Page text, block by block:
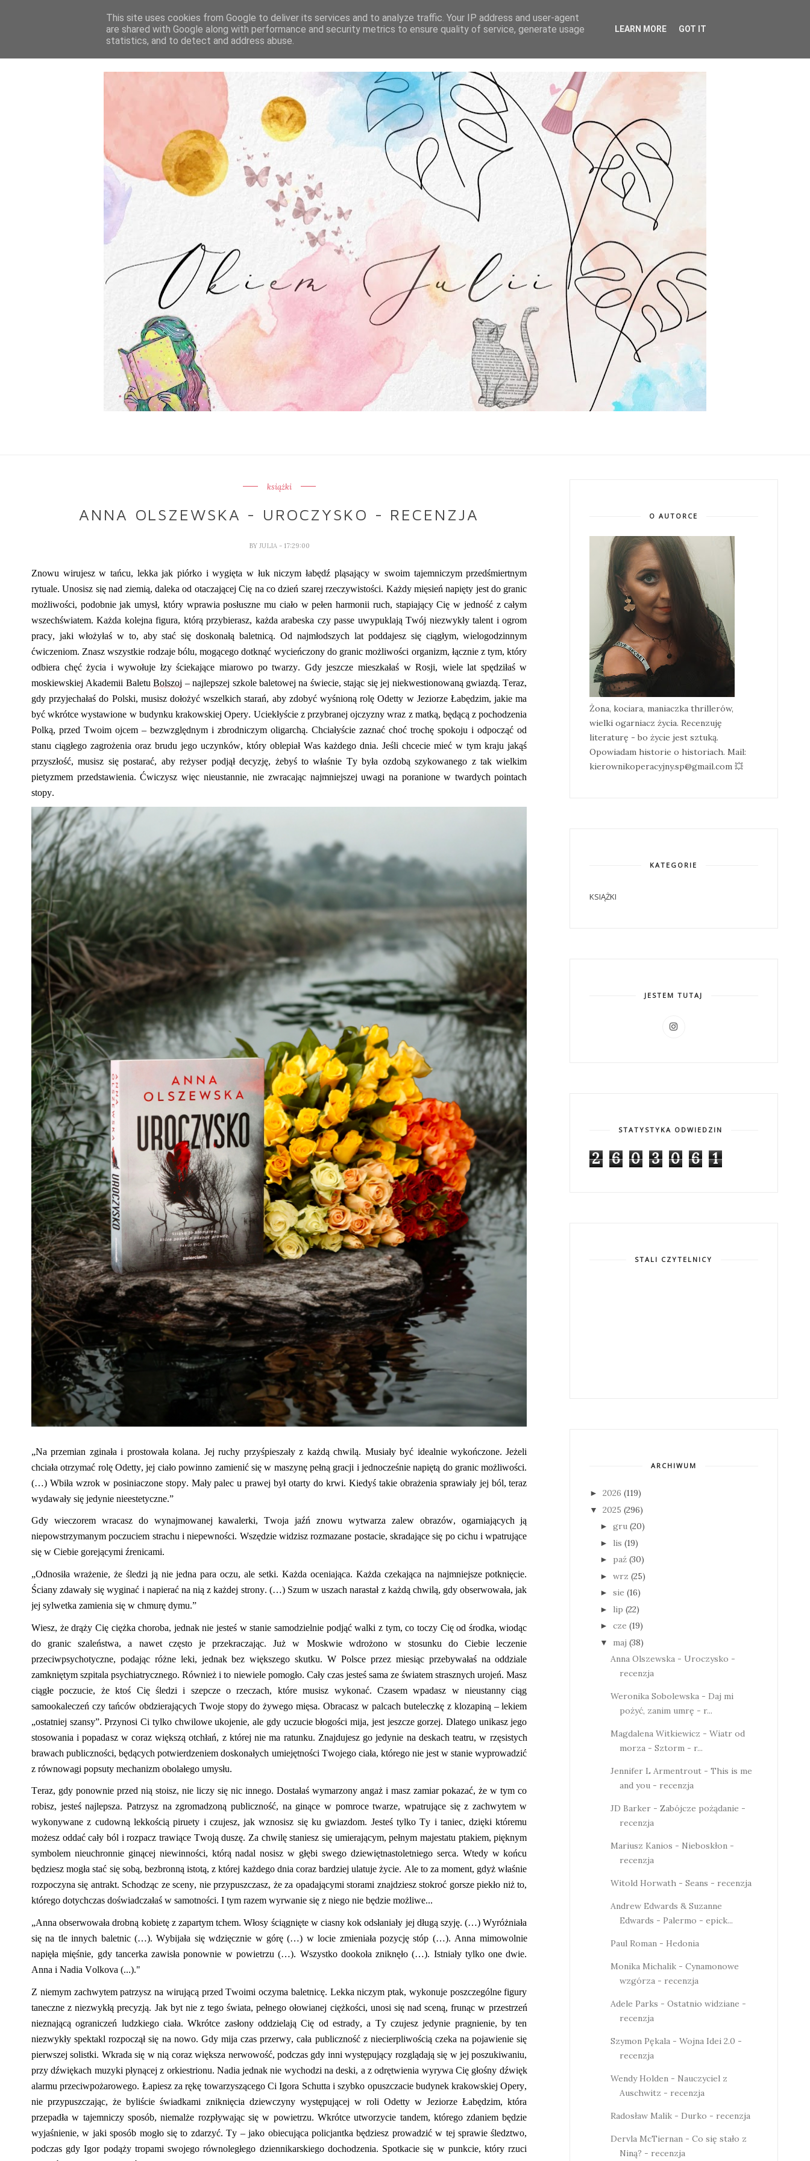
STRONA GŁÓWNA O MNIE WSPÓŁPRACA
książki
ANNA OLSZEWSKA - UROCZYSKO - RECENZJA
BY JULIA - 17:29:00
Znowu wirujesz w tańcu, lekka jak piórko i wygięta w łuk niczym łabędź pląsający w swoim tajemniczym przedśmiertnym
rytuale. Unosisz się nad ziemią, daleka od otaczającej Cię na co dzień szarej rzeczywistości. Każdy mięsień napięty jest do granic
możliwości, podobnie jak umysł, który wprawia posłuszne mu ciało w pełen harmonii ruch, stapiający Cię w jedność z całym
wszechświatem. Każda kolejna figura, którą przybierasz, każda arabeska czy passe uwypuklają Twój niezwykły talent i ogrom
pracy, jaki włożyłaś w to, aby stać się doskonałą baletnicą. Od najmłodszych lat poddajesz się ciągłym, wielogodzinnym
ćwiczeniom. Znaszwszystkie rodzajebólu,mogącego dotknąć wycieńczony do granic możliwości organizm, łącznie z tym, który
odbiera chęć życia i wywołuje łzy ściekające miarowo po twarzy. Gdy jeszcze mieszkałaś w Rosji, wiele lat spędziłaś w
moskiewskiej Akademii BaletuBolszoj – najlepszej szkole baletowej na świecie, stając się jej niekwestionowaną gwiazdą. Teraz,
gdy przyjechałaś do Polski, musisz dołożyć wszelkich starań, aby zdobyć wyśnioną rolę Odetty w Jeziorze Łabędzim, jakie ma
być wkrótce wystawione w budynku krakowskiej Opery. Uciekłyście z przybranej ojczyzny wraz z matką, będącą z pochodzenia
Polką, przed Twoim ojcem – bezwzględnym i zbrodniczym oligarchą. Chciałyście zaznać choć trochę spokoju i odpocząć od
stanu ciągłego zagrożenia oraz brudu jego uczynków, który oblepiałWas każdego dnia. Jeśli chcecie mieć w tym kraju jakąś
przyszłość, musisz się postarać, aby reżyser podjął decyzję, żebyś to właśnie Ty była ozdobą szykowanego z tak wielkim
pietyzmem przedstawienia. Ćwiczysz więc nieustannie, nie zwracając najmniejszej uwagi na poranione w twardych pointach
stopy.
„Na przemian zginała i prostowała kolana. Jej ruchy przyśpieszały z każdą chwilą. Musiały być idealnie wykończone. Jeżeli
chciała otrzymać rolę Odetty, jej ciało powinno zamienić się w maszynę pełną gracji i jednocześnie napiętą do granic możliwości.
(…) Wbiła wzrok w posiniaczone stopy. Mały palec u prawej był otarty do krwi. Kiedyś takie obrażenia sprawiały jej ból, teraz
wydawały się jedynie nieestetyczne.”
Gdy wieczorem wracasz do wynajmowanej kawalerki, Twoja jaźń znowu wytwarza zalew obrazów, ogarniających ją
niepowstrzymanym poczuciem strachu i niepewności. Wszędzie widzisz rozmazane postacie, skradające się po cichu i wpatrujące
się w Ciebie gorejącymi źrenicami.
„Odnosiła wrażenie, że śledzi ją nie jedna para oczu, ale setki. Każda oceniająca. Każda czekająca na najmniejsze potknięcie.
Ściany zdawały się wyginać i napierać na nią z każdej strony. (…) Szum w uszach narastał z każdą chwilą, gdy obserwowała, jak
jej sylwetka zamienia się w chmurę dymu.”
Wiesz, że drąży Cię ciężka choroba, jednak nie jesteś w stanie samodzielnie podjąć walki z tym, co toczy Cię od środka, wiodąc
do granic szaleństwa, a nawet często je przekraczając. Już w Moskwie wdrożono w stosunku do Ciebie leczenie
przeciwpsychotyczne, podając różne leki, jednak bez większego skutku. W Polsce przez miesiąc przebywałaś na oddziale
zamkniętym szpitala psychiatrycznego. Również i to niewiele pomogło. Cały czas jesteś sama ze światem strasznych urojeń. Masz
ciągłe poczucie, że ktoś Cię śledzi i szepcze o rzeczach, które musisz wykonać. Czasemwpadasz w nieustanny ciąg
samookaleczeń czy tańców obdzierających Twoje stopydo żywego mięsa. Obracasz w palcach buteleczkę z klozapiną – lekiem
„ostatniej szansy”. Przynosi Ci tylko chwilowe ukojenie, ale gdy uczucie błogości mija, jest jeszcze gorzej. Dlatego unikasz jego
stosowania i popadaszw coraz większą otchłań, z której nie ma ratunku. Znajdujesz go jedynie na deskach teatru, w rzęsistych
brawach publiczności, będących potwierdzeniem doskonałych umiejętności Twojego ciała, którego nie jest w stanie wyprowadzić
z równowagi popsuty mechanizm obolałego umysłu.
Teraz, gdy ponownie przed nią stoisz, nie liczy się nic innego. Dostałaś wymarzony angaż i masz zamiar pokazać, że w tym co
robisz, jesteś najlepsza. Patrzysz na zgromadzoną publiczność, na ginące w pomroce twarze, wpatrujące się z zachwytem w
wykonywane z cudowną lekkością piruety i czujesz, jak wznosisz się ku gwiazdom. Jesteś tylko Ty i taniec, dzięki któremu
możesz oddać cały ból i rozpacz trawiące Twoją duszę. Za chwilę staniesz się umierającym, pełnym majestatu ptakiem, pięknym
symbolem nieuchronnie ginącej niewinności, którą nadal nosisz w głębi swego dziewiętnastoletniego serca. Wtedy w końcu
będziesz mogła stać się sobą, bezbronną istotą, z której każdego dnia coraz bardziej ulatuje życie. Ale to za moment, gdyż właśnie
rozpoczyna się antrakt. Schodząc ze sceny, nie przypuszczasz, że za opadającymi storami znajdziesz stokroć gorsze piekło niż to,
którego dotychczas doświadczałaś w samotności. I tym razem wyrwanie się z niego nie będzie możliwe...
„Anna obserwowała drobną kobietę z zapartym tchem. Włosy ściągnięte w ciasny kok odsłaniały jej długą szyję. (…) Wyróżniała
się na tle innych baletnic (…). Wybijała się wdzięcznie w górę (…) w locie zmieniała pozycję stóp (…). Anna mimowolnie
napięła mięśnie, gdy tancerka zawisła ponownie w powietrzu (…). Wszystko dookoła zniknęło (…). Istniały tylko one dwie.
Anna i Nadia Volkova (...)."
Z niemym zachwytem patrzysz na wirującą przed Twoimi oczyma baletnicę. Lekka niczym ptak, wykonuje poszczególne figury
taneczne z niezwykłą precyzją. Jak byt nie z tego świata, pełnego ołowianej ciężkości, unosi się nad sceną, frunąc w przestrzeń
nieznającą ograniczeń ludzkiego ciała. Wkrótce zasłony oddzielają Cię od estrady, a Ty czujesz jedynie pragnienie, by ten
niezwykły spektakl rozpoczął się na nowo. Gdy mija czas przerwy, cała publiczność z niecierpliwością czeka na pojawienie się
pierwszej solistki. Wkrada się w nią coraz większa nerwowość, podczas gdy inni występujący rozglądają się w jej poszukiwaniu,
przy dźwiękach muzyki płynącej z orkiestrionu. Nadia jednak nie wychodzi na deski, a z odrętwienia wyrywa Cię głośny dźwięk
alarmu przeciwpożarowego. Łapiesz za rękę towarzyszącego Ci Igora Schutta i szybko opuszczacie budynek krakowskiej Opery,
nie przypuszczając, że byliście świadkami zniknięcia dziewczyny występującej w roli Odetty w Jeziorze Łabędzim, która
przepadła w tajemniczy sposób, niemalże rozpływając się w powietrzu. Wkrótce utworzycie tandem, którego zdaniem będzie
wyjaśnienie, w jaki sposób mogło się to zdarzyć. Ty – jako obiecująca policjantka będziesz prowadzić w tej sprawie śledztwo,
podczas gdy Igor podąży tropami swojego równoległego dziennikarskiego dochodzenia. Spotkacie się w punkcie, który rzuci
O AUTORCE
Żona, kociara, maniaczka thrillerów,
wielki ogarniacz życia. Recenzuję
literaturę - bo życie jest sztuką.
Opowiadam historie o historiach. Mail:
kierownikoperacyjny.sp@gmail.com 💥
KATEGORIE
KSIĄŻKI
JESTEM TUTAJ
STATYSTYKA ODWIEDZIN
2 6 0 3 0 6 1
STALI CZYTELNICY
ARCHIWUM
► 2026 (119)
▼ 2025 (296)
► gru (20)
► lis (19)
► paź (30)
► wrz (25)
► sie (16)
► lip (22)
► cze (19)
▼ maj (38)
Anna Olszewska - Uroczysko -
recenzja
Weronika Sobolewska - Daj mi
pożyć, zanim umrę - r...
Magdalena Witkiewicz - Wiatr od
morza - Sztorm - r...
Jennifer L Armentrout - This is me
and you - recenzja
JD Barker - Zabójcze pożądanie -
recenzja
Mariusz Kanios - Nieboskłon -
recenzja
Witold Horwath - Seans - recenzja
Andrew Edwards & Suzanne
Edwards - Palermo - epick...
Paul Roman - Hedonia
Monika Michalik - Cynamonowe
wzgórza - recenzja
Adele Parks - Ostatnio widziane -
recenzja
Szymon Pękala - Wojna Idei 2.0 -
recenzja
Wendy Holden - Nauczyciel z
Auschwitz - recenzja
Radosław Malik - Durko - recenzja
Dervla McTiernan - Co się stało z
Niną? - recenzja
This site uses cookies from Google to deliver its services and to analyze traffic. Your IP address and user-agent
are shared with Google along with performance and security metrics to ensure quality of service, generate usage
statistics, and to detect and address abuse.
LEARN MORE GOT IT